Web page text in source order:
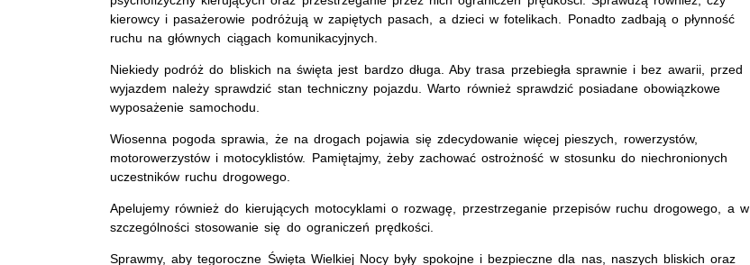
kierowcy i pasażerowie podróżują w zapiętych pasach, a dzieci w fotelikach. Ponadto zadbają o płynność
ruchu na głównych ciągach komunikacyjnych.
Niekiedy podróż do bliskich na święta jest bardzo długa. Aby trasa przebiegła sprawnie i bez awarii, przed
wyjazdem należy sprawdzić stan techniczny pojazdu. Warto również sprawdzić posiadane obowiązkowe
wyposażenie samochodu.
Wiosenna pogoda sprawia, że na drogach pojawia się zdecydowanie więcej pieszych, rowerzystów,
motorowerzystów i motocyklistów. Pamiętajmy, żeby zachować ostrożność w stosunku do niechronionych
uczestników ruchu drogowego.
Apelujemy również do kierujących motocyklami o rozwagę, przestrzeganie przepisów ruchu drogowego, a w
szczególności stosowanie się do ograniczeń prędkości.
Sprawmy, aby tegoroczne Święta Wielkiej Nocy były spokojne i bezpieczne dla nas, naszych bliskich oraz